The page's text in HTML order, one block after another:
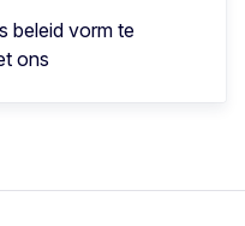
beleid vorm te
ons